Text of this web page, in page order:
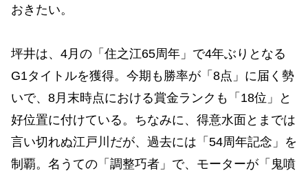
おきたい。
坪井は、4月の「住之江65周年」で4年ぶりとなる
G1タイトルを獲得。今期も勝率が「8点」に届く勢
いで、8月末時点における賞金ランクも「18位」と
好位置に付けている。ちなみに、得意水面とまでは
言い切れぬ江戸川だが、過去には「54周年記念」を
制覇。名うての「調整巧者」で、モーターが「鬼噴